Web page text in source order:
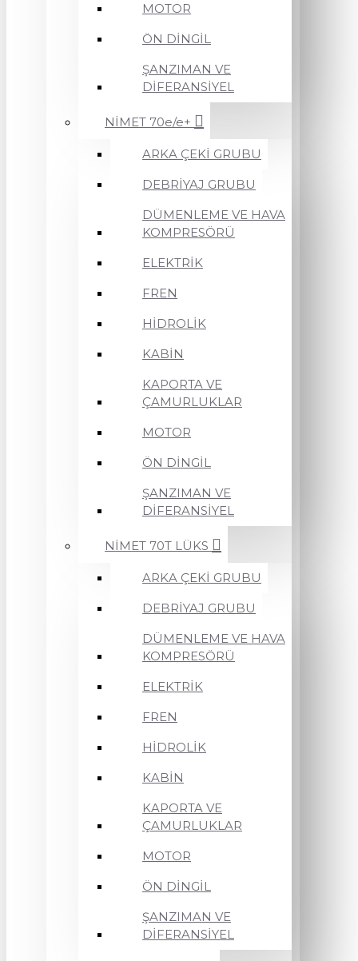
MOTOR
ÖN DİNGİL
ŞANZIMAN VE
DİFERANSİYEL
NİMET 70e/e+
ARKA ÇEKİ GRUBU
DEBRİYAJ GRUBU
DÜMENLEME VE HAVA
KOMPRESÖRÜ
ELEKTRİK
FREN
HİDROLİK
KABİN
KAPORTA VE
ÇAMURLUKLAR
MOTOR
ÖN DİNGİL
ŞANZIMAN VE
DİFERANSİYEL
NİMET 70T LÜKS
ARKA ÇEKİ GRUBU
DEBRİYAJ GRUBU
DÜMENLEME VE HAVA
KOMPRESÖRÜ
ELEKTRİK
FREN
HİDROLİK
KABİN
KAPORTA VE
ÇAMURLUKLAR
MOTOR
ÖN DİNGİL
ŞANZIMAN VE
DİFERANSİYEL